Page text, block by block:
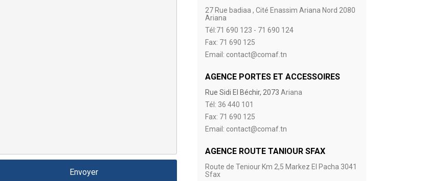
27 Rue badiaa , Cité Enassim Ariana Nord 2080
Ariana
Tél:71 690 123 - 71 690 124
Fax: 71 690 125
Email: contact@comaf.tn
AGENCE PORTES ET ACCESSOIRES
Rue Sidi El Béchir, 2073 Ariana
Tél: 36 440 101
Fax: 71 690 125
Email: contact@comaf.tn
AGENCE ROUTE TANIOUR SFAX
Route de Teniour Km 2,5 Markez El Pacha 3041
Sfax